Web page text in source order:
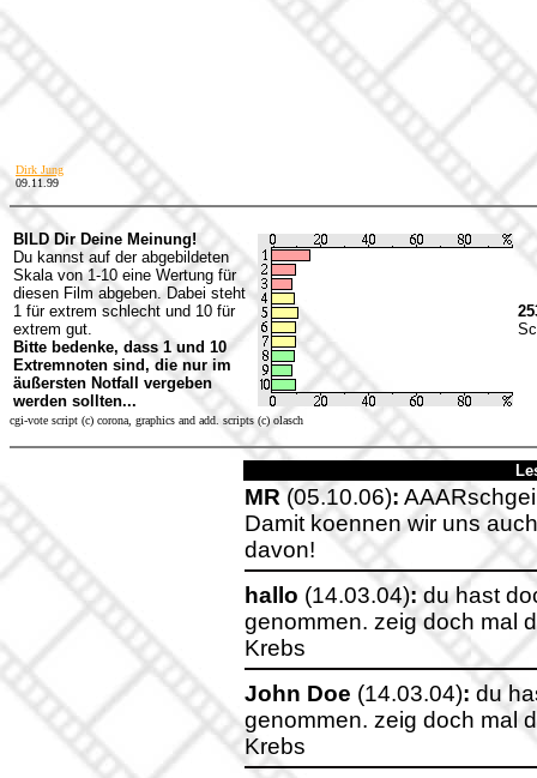
Dirk Jung
09.11.99
BILD Dir Deine Meinung!
Du kannst auf der abgebildeten
Skala von 1-10 eine Wertung für
diesen Film abgeben. Dabei steht
1 für extrem schlecht und 10 für
extrem gut.
Bitte bedenke, dass 1 und 10
Extremnoten sind, die nur im
äußersten Notfall vergeben
werden sollten...
cgi-vote script (c) corona, graphics and add. scripts (c) olasch
MR (05.10.06):
Damit koennen wir uns
davon!
hallo (14.03.04): du hast
genommen. zeig doch mal
Krebs
John Doe (14.03.04): du
genommen. zeig doch mal
Krebs